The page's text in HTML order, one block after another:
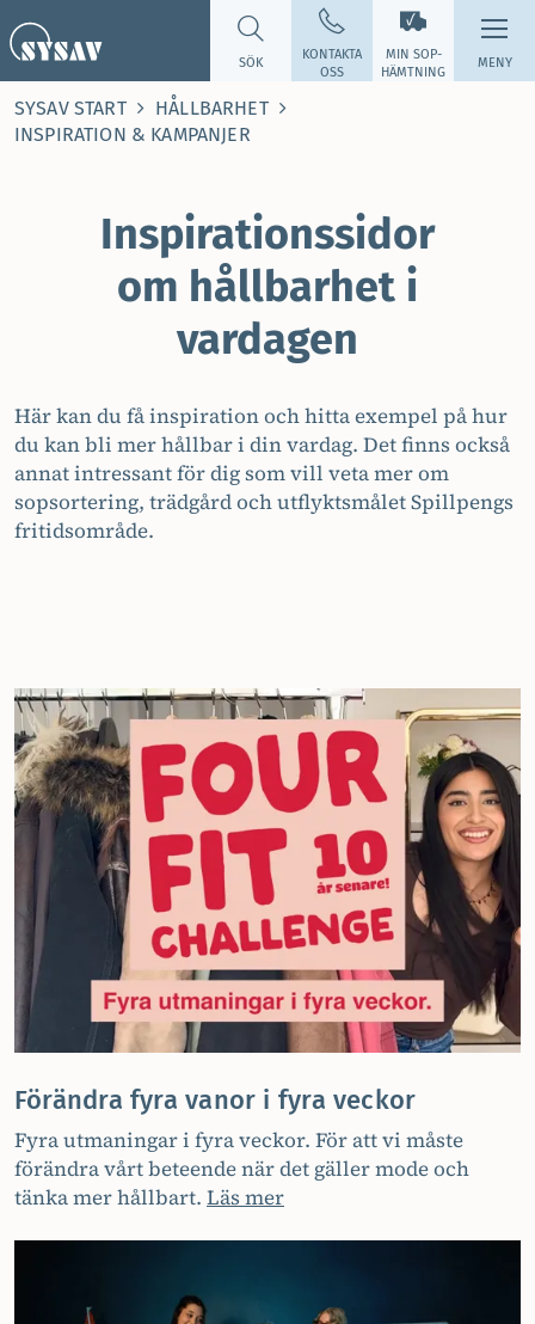
MIN SOP­
HÄMTNING
SÖK
KONTAKTA
OSS
MENY
SYSAV START
HÅLLBARHET
INSPIRATION & KAMPANJER
Inspirationssidor
om hållbarhet i
vardagen
Här kan du få inspiration och hitta exempel på hur
du kan bli mer hållbar i din vardag. Det finns också
annat intressant för dig som vill veta mer om
sopsortering, trädgård och utflyktsmålet Spillpengs
fritidsområde.
Förändra fyra vanor i fyra veckor
Fyra utmaningar i fyra veckor. För att vi måste
förändra vårt beteende när det gäller mode och
tänka mer hållbart. Läs mer